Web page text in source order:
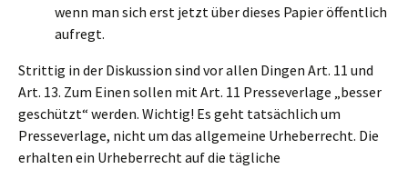
wenn man sich erst jetzt über dieses Papier öffentlich
aufregt.
Strittig in der Diskussion sind vor allen Dingen Art. 11 und
Art. 13. Zum Einen sollen mit Art. 11 Presseverlage „besser
geschützt“ werden. Wichtig! Es geht tatsächlich um
Presseverlage, nicht um das allgemeine Urheberrecht. Die
erhalten ein Urheberrecht auf die tägliche